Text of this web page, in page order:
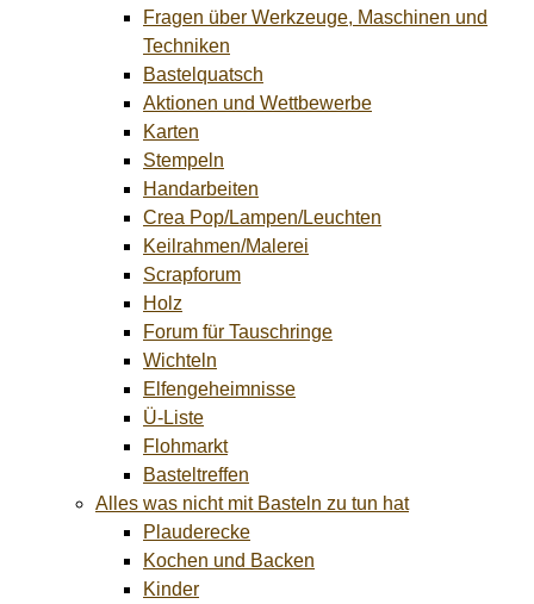
Fragen über Werkzeuge, Maschinen und
Techniken
Bastelquatsch
Aktionen und Wettbewerbe
Karten
Stempeln
Handarbeiten
Crea Pop/Lampen/Leuchten
Keilrahmen/Malerei
Scrapforum
Holz
Forum für Tauschringe
Wichteln
Elfengeheimnisse
Ü-Liste
Flohmarkt
Basteltreffen
Alles was nicht mit Basteln zu tun hat
Plauderecke
Kochen und Backen
Kinder